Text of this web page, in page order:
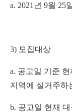
a. 2021 년 9월 25
3) 모집대상
a. 공고일 기준
지역에 실거주하
b. 공고일 현재 대